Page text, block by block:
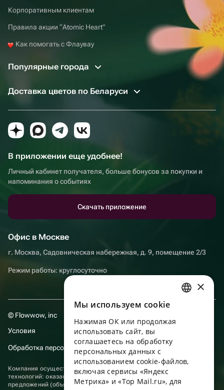
Корпоративным клиентам
Правила акции “Atomic Heart”
Как помогать с Флаувау
Популярные города
Доставка цветов по Беларуси
В приложении еще удобнее!
Личный кабинет получателя, больше бонусов за покупки и
напоминания о событиях
Скачать приложение
Офис в Москве
г. Москва, Садовническая набережная, д. 9, помещение 2/3
Режим работы: круглосуточно
© Flowwow, inc
Условия
Обработка персональных данных
Компания осуществляет деятельность в области информационных
технологий: оказание услуг в сети “Интернет” по размещению
предложений (объявлений) продавцов о реализации товаров.
ENGLISH
UKRAINIAN
PORTUGUESE
×
Мы используем сookie
Нажимая ОК или продолжая
использовать сайт, вы
соглашаетесь на обработку
персональных данных с
использованием cookie-файлов,
включая сервисы «Яндекс
Метрика» и «Top Mail.ru», для